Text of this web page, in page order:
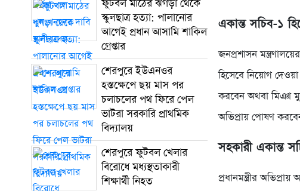
ফুটবল মাঠের ঝগড়া থেকে
স্কুলছাত্র হত্যা: পালানোর
আগেই প্রধান আসামি শাকিল
গ্রেপ্তার
শেরপুরে ইউএনওর
হস্তক্ষেপে ছয় মাস পর
চলাচলের পথ ফিরে পেল
ভাটরা সরকারি প্রাথমিক
বিদ্যালয়
শেরপুরে ফুটবল খেলার
বিরোধে মধ্যস্থতাকারী
শিক্ষার্থী নিহত
একান্ত সচিব-১
জনপ্রশাসন
হিসেবে নিয়োগ দেওয়া
করবেন অথবা মিঞা
অভিপ্রায় পোষণ
সহকারী একান্ত
প্রধানমন্ত্রীর